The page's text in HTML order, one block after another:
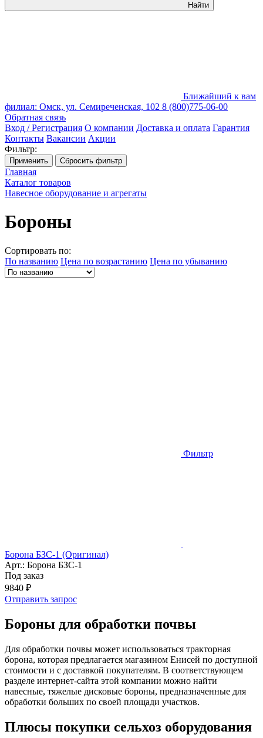
Найти
Ближайший к вам
филиал: Омск, ул. Семиреченская, 102 8 (800)775-06-00
Обратная связь
Вход / Регистрация О компании Доставка и оплата Гарантия
Контакты Вакансии Акции
Фильтр:
Применить Сбросить фильтр
Главная
Каталог товаров
Навесное оборудование и агрегаты
Бороны
Сортировать по:
По названию Цена по возрастанию Цена по убыванию
Фильтр
Борона БЗС-1 (Оригинал)
Арт.: Борона БЗС-1
Под заказ
9840 ₽
Отправить запрос
Бороны для обработки почвы
Для обработки почвы может использоваться тракторная
борона, которая предлагается магазином Енисей по доступной
стоимости и с доставкой покупателям. В соответствующем
разделе интернет-сайта этой компании можно найти
навесные, тяжелые дисковые бороны, предназначенные для
обработки больших по своей площади участков.
Плюсы покупки сельхоз оборудования